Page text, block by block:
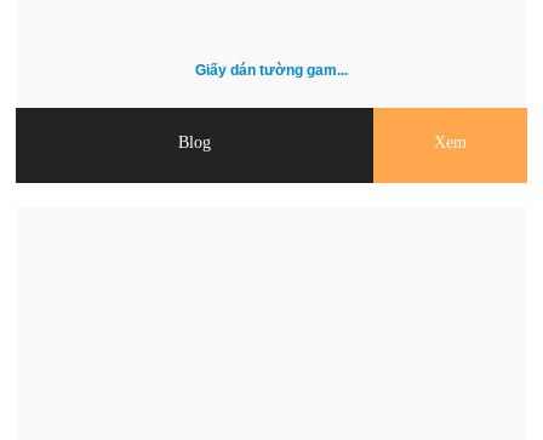
Giấy dán tường gam...
Blog Xem